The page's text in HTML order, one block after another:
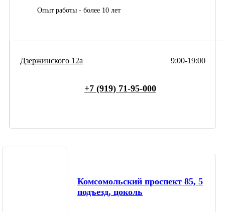
Опыт работы - более 10 лет
9:00-19:00
Дзержинского 12а
+7 (919) 71-95-000
Комсомольский проспект 85, 5
подъезд, цоколь